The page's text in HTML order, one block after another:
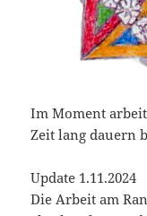
Im Moment
Zeit lang dauern
Update 1.11.2024
Die Arbeit am